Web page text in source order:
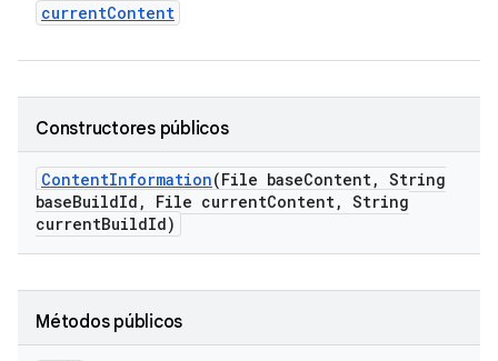
currentContent
Constructores públicos
ContentInformation(File baseContent, String
baseBuildId , File currentContent, String
currentBuildId)
Métodos públicos